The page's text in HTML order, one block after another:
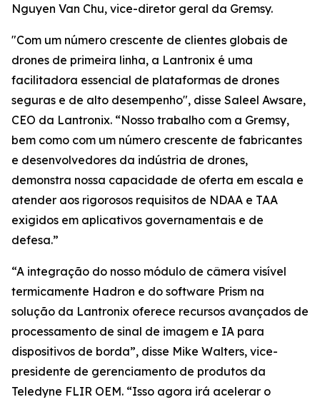
Nguyen Van Chu, vice-diretor geral da Gremsy.
"Com um número crescente de clientes globais de
drones de primeira linha, a Lantronix é uma
facilitadora essencial de plataformas de drones
seguras e de alto desempenho", disse Saleel Awsare,
CEO da Lantronix. “Nosso trabalho com a Gremsy,
bem como com um número crescente de fabricantes
e desenvolvedores da indústria de drones,
demonstra nossa capacidade de oferta em escala e
atender aos rigorosos requisitos de NDAA e TAA
exigidos em aplicativos governamentais e de
defesa.”
“A integração do nosso módulo de câmera visível
termicamente Hadron e do software Prism na
solução da Lantronix oferece recursos avançados de
processamento de sinal de imagem e IA para
dispositivos de borda”, disse Mike Walters, vice-
presidente de gerenciamento de produtos da
Teledyne FLIR OEM. “Isso agora irá acelerar o